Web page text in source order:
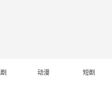
动漫 短剧